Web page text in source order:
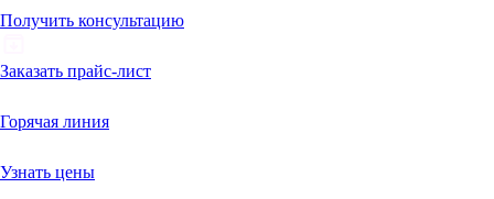
Получить консультацию
Заказать прайс-лист
Горячая линия
Узнать цены